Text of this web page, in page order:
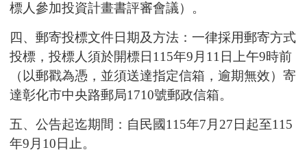
標人參加投資計畫書評審會議）。
四、郵寄投標文件日期及方法：一律採用郵寄方式
投標，投標人須於開標日115年9月11日上午9時前
（以郵戳為憑，並須送達指定信箱，逾期無效）寄
達彰化市中央路郵局1710號郵政信箱。
五、公告起迄期間：自民國115年7月27日起至115
年9月10日止。